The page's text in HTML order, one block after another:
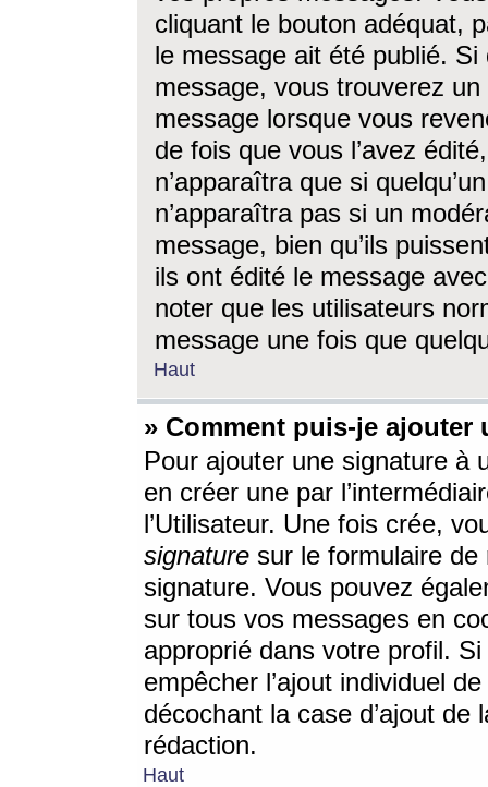
cliquant le bouton adéquat,
le message ait été publié. Si
message, vous trouverez
message lorsque vous
de fois que vous l’avez
n’apparaîtra que si
n’apparaîtra pas si un
message, bien qu’ils
ils ont édité le message
noter que les utilisateurs
message une fois que
Haut
» Comment puis-je ajouter
Pour ajouter une signature à
en créer une par
l’Utilisateur. Une fois crée,
signature sur le formulaire de
signature. Vous pouvez
sur tous vos messages en
approprié dans votre profil.
empêcher l’ajout individuel
décochant la case d’ajout
rédaction.
Haut